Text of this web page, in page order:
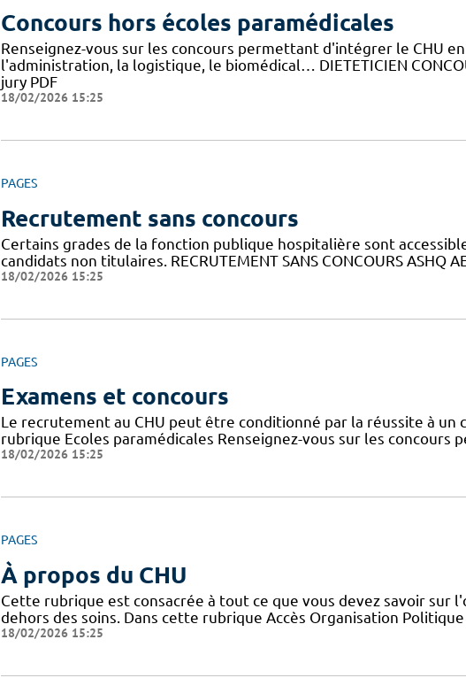
Concours hors écoles paramédicales
Renseignez-vous sur les concours permettant d'intégrer le CHU
l'administration, la logistique, le biomédical… DIETETICIEN
jury PDF
18/02/2026 15:25
PAGES
Recrutement sans concours
Certains grades de la fonction publique hospitalière sont
candidats non titulaires. RECRUTEMENT SANS CONCOURS ASHQ
18/02/2026 15:25
PAGES
Examens et concours
Le recrutement au CHU peut être conditionné par la réussite à un
rubrique Ecoles paramédicales Renseignez-vous sur les
18/02/2026 15:25
PAGES
À propos du CHU
Cette rubrique est consacrée à tout ce que vous devez savoir sur
dehors des soins. Dans cette rubrique Accès Organisation
18/02/2026 15:25